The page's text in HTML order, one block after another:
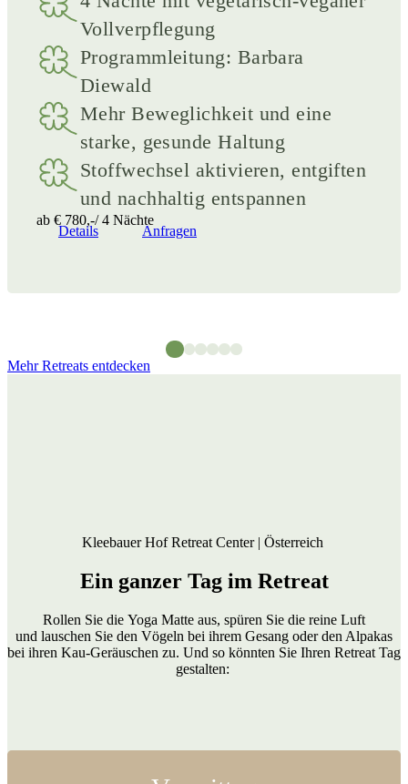
und neue Inspiration
Kreatives Gestalten und achtsame
Auszeit inmitten der Natur
ab € 805,-/ 4 Nächte
Details Anfragen
Mehr Retreats entdecken
Kleebauer Hof Retreat Center | Österreich
Ein ganzer Tag im Retreat
Rollen Sie die Yoga Matte aus, spüren Sie die reine Luft
und lauschen Sie den Vögeln bei ihrem Gesang oder den Alpakas
bei ihren Kau-Geräuschen zu. Und so könnten Sie Ihren Retreat Tag
gestalten: